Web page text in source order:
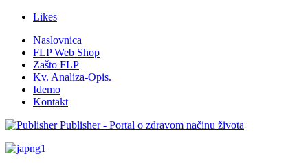
Likes
Naslovnica
FLP Web Shop
Zašto FLP
Kv. Analiza-Opis.
Idemo
Kontakt
Publisher - Portal o zdravom načinu života